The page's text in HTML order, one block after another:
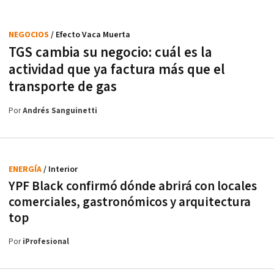
TGS cambia su negocio: cuál es la
actividad que ya factura más que el
transporte de gas
NEGOCIOS / Efecto Vaca Muerta
PorAndrés Sanguinetti
YPF Black confirmó dónde abrirá con locales
comerciales, gastronómicos y arquitectura
top
ENERGÍA/ Interior
PoriProfesional